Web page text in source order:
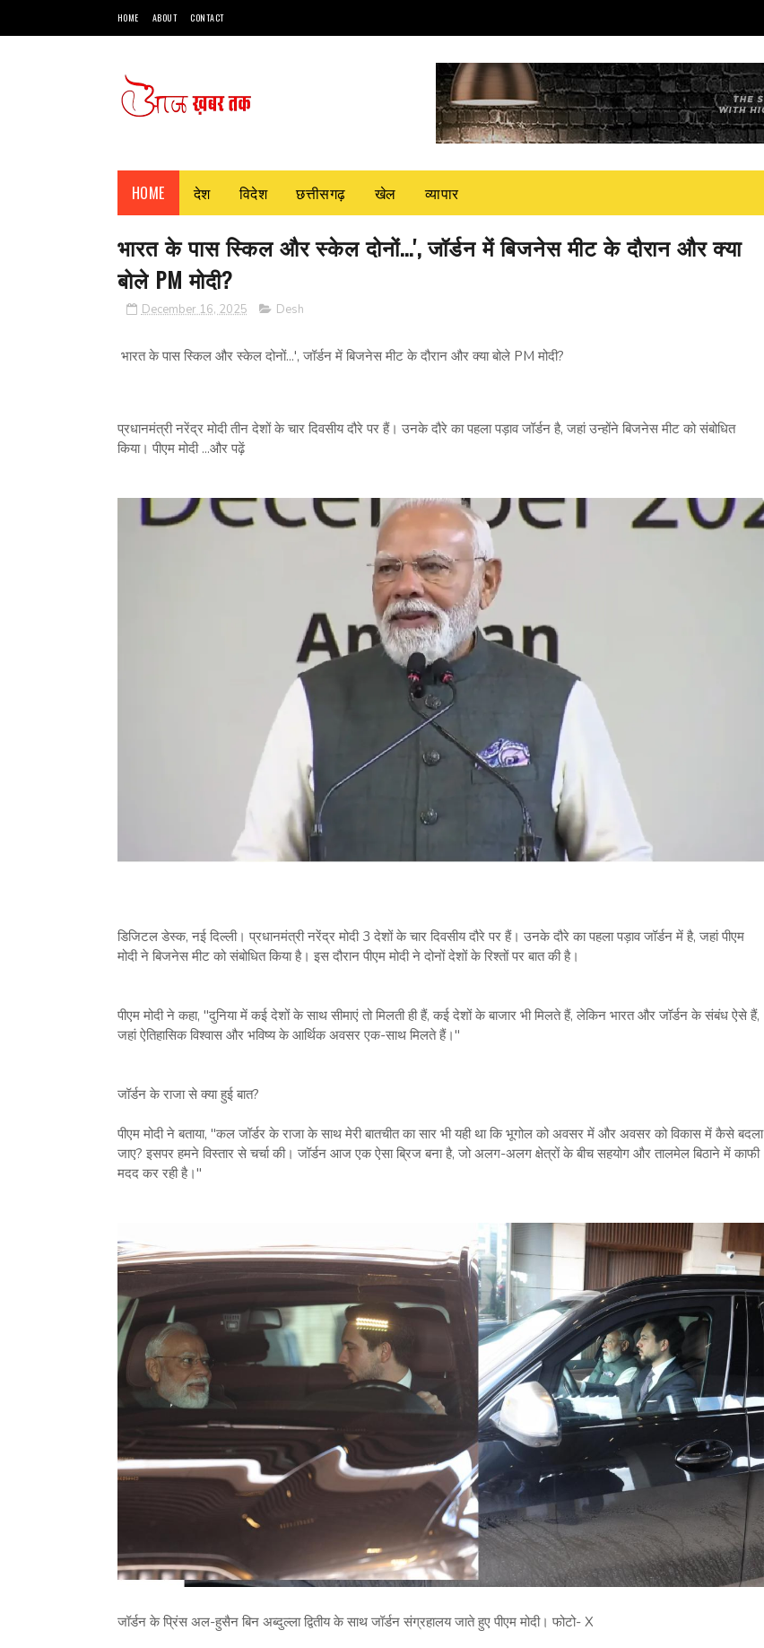
HOME ABOUT CONTACT
HOME देश विदेश छत्तीसगढ़ खेल व्यापार
भारत के पास स्किल और स्केल दोनों...', जॉर्डन में बिजनेस मीट के दौरान और क्या
बोले PM मोदी?
December 16, 2025 Desh
भारत के पास स्किल और स्केल दोनों...', जॉर्डन में बिजनेस मीट के दौरान और क्या बोले PM मोदी?
प्रधानमंत्री नरेंद्र मोदी तीन देशों के चार दिवसीय दौरे पर हैं। उनके दौरे का पहला पड़ाव जॉर्डन है, जहां उन्होंने बिजनेस मीट को संबोधित
किया। पीएम मोदी ...और पढ़ें
डिजिटल डेस्क, नई दिल्ली। प्रधानमंत्री नरेंद्र मोदी 3 देशों के चार दिवसीय दौरे पर हैं। उनके दौरे का पहला पड़ाव जॉर्डन में है, जहां पीएम
मोदी ने बिजनेस मीट को संबोधित किया है। इस दौरान पीएम मोदी ने दोनों देशों के रिश्तों पर बात की है।
पीएम मोदी ने कहा, "दुनिया में कई देशों के साथ सीमाएं तो मिलती ही हैं, कई देशों के बाजार भी मिलते हैं, लेकिन भारत और जॉर्डन के संबंध ऐसे हैं,
जहां ऐतिहासिक विश्वास और भविष्य के आर्थिक अवसर एक-साथ मिलते हैं।"
जॉर्डन के राजा से क्या हुई बात?
पीएम मोदी ने बताया, "कल जॉर्डर के राजा के साथ मेरी बातचीत का सार भी यही था कि भूगोल को अवसर में और अवसर को विकास में कैसे बदला
जाए? इसपर हमने विस्तार से चर्चा की। जॉर्डन आज एक ऐसा ब्रिज बना है, जो अलग-अलग क्षेत्रों के बीच सहयोग और तालमेल बिठाने में काफी
मदद कर रही है।"
जॉर्डन के प्रिंस अल-हुसैन बिन अब्दुल्ला द्वितीय के साथ जॉर्डन संग्रहालय जाते हुए पीएम मोदी। फोटो- X